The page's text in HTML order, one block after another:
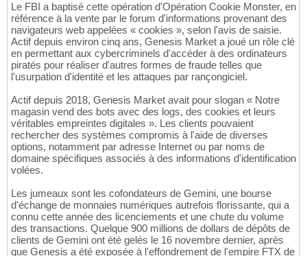
Le FBI a baptisé cette opération d'Opération Cookie Monster, en
référence à la vente par le forum d'informations provenant des
navigateurs web appelées « cookies », selon l'avis de saisie.
Actif depuis environ cinq ans, Genesis Market a joué un rôle clé
en permettant aux cybercriminels d'accéder à des ordinateurs
piratés pour réaliser d'autres formes de fraude telles que
l'usurpation d'identité et les attaques par rançongiciel.
Actif depuis 2018, Genesis Market avait pour slogan « Notre
magasin vend des bots avec des logs, des cookies et leurs
véritables empreintes digitales ». Les clients pouvaient
rechercher des systèmes compromis à l'aide de diverses
options, notamment par adresse Internet ou par noms de
domaine spécifiques associés à des informations d'identification
volées.
Les jumeaux sont les cofondateurs de Gemini, une bourse
d'échange de monnaies numériques autrefois florissante, qui a
connu cette année des licenciements et une chute du volume
des transactions. Quelque 900 millions de dollars de dépôts de
clients de Gemini ont été gelés le 16 novembre dernier, après
que Genesis a été exposée à l'effondrement de l'empire FTX de